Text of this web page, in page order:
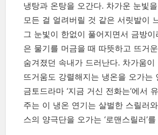
냉탕과 온탕을 오간다. 차가운 눈빛
모든 걸 얼려버릴 것 같은 서릿발이
그 눈빛이 한없이 풀어지면서 금방
은 물기를 머금을 때 따뜻하고 뜨거
숨겨졌던 속내가 드러난다. 차가움이
뜨거움도 강렬해지는 냉온을 오가는
금토드라마 ‘지금 거신 전화는’에서
주는 이 냉온 연기는 살벌한 스릴러
스의 양극단을 오가는 ‘로맨스릴러’